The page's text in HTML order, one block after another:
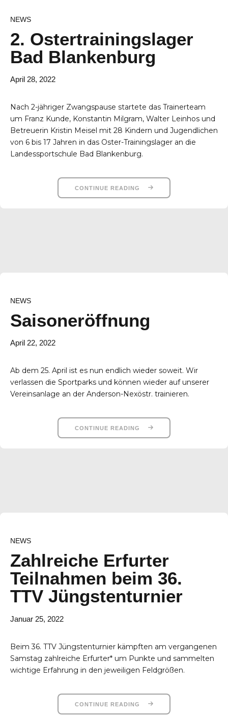
NEWS
2. Ostertrainingslager
Bad Blankenburg
April 28, 2022
Nach 2-jähriger Zwangspause startete das Trainerteam
um Franz Kunde, Konstantin Milgram, Walter Leinhos und
Betreuerin Kristin Meisel mit 28 Kindern und Jugendlichen
von 6 bis 17 Jahren in das Oster-Trainingslager an die
Landessportschule Bad Blankenburg.
CONTINUE READING
NEWS
Saisoneröffnung
April 22, 2022
Ab dem 25. April ist es nun endlich wieder soweit. Wir
verlassen die Sportparks und können wieder auf unserer
Vereinsanlage an der Anderson-Nexöstr. trainieren.
CONTINUE READING
NEWS
Zahlreiche Erfurter
Teilnahmen beim 36.
TTV Jüngstenturnier
Januar 25, 2022
Beim 36. TTV Jüngstenturnier kämpften am vergangenen
Samstag zahlreiche Erfurter* um Punkte und sammelten
wichtige Erfahrung in den jeweiligen Feldgrößen.
CONTINUE READING